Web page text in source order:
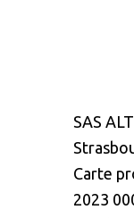
SAS
Carte
2023